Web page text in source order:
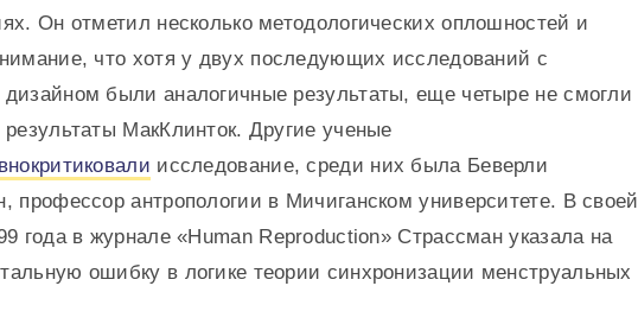
Он отметил несколько методологических оплошностей и
что хотя у двух последующих исследований с
были аналогичные результаты, еще четыре не смогли
результаты МакКлинток. Другие ученые
критиковали исследование, среди них была Беверли
профессор антропологии в Мичиганском университете. В своей
года в журнале «Human Reproduction» Страссман указала на
ошибку в логике теории синхронизации менструальных